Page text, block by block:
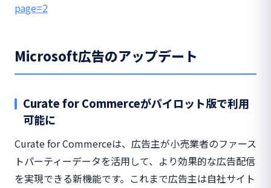
page=2
Microsoft広告のアップデート
Curate for Commerceがパイロット版で利用
可能に
Curate for Commerceは、広告主が小売業者のファース
トパーティーデータを活用して、より効果的な広告配信
を実現できる新機能です。これまで広告主は自社サイト